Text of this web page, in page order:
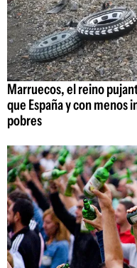
Marruecos, el reino
que España y con menos
pobres